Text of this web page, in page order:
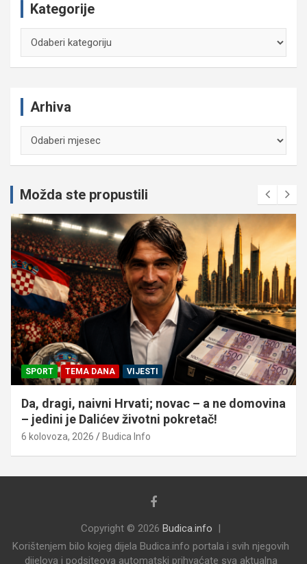
Kategorije
Arhiva
Možda ste propustili
SPORT TEMA DANA VIJESTI
Da, dragi, naivni Hrvati; novac – a ne domovina
– jedini je Dalićev životni pokretač!
6 kolovoza, 2026 Budica Info
Copyright © 2026 Budica.info
Korištenjem bilo kojeg dijela Budica.info portala i svih njegovih
dijelova i podsiteova automatski prihvaćate sva aktualna